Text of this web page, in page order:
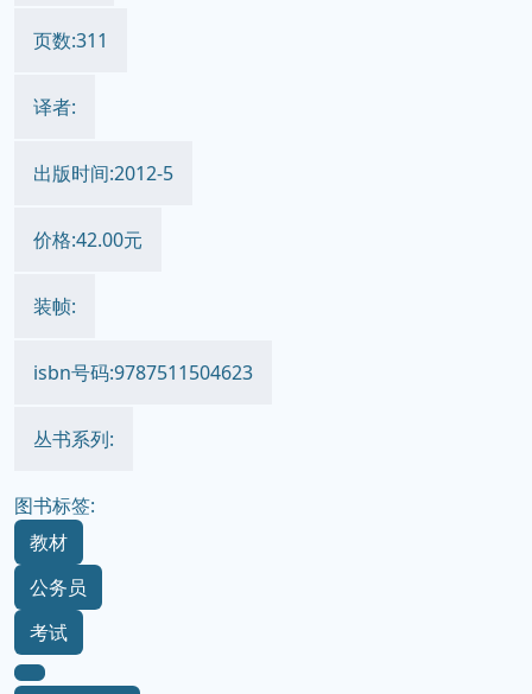
页数:311
译者:
出版时间:2012-5
价格:42.00元
装帧:
isbn号码:9787511504623
丛书系列:
图书标签:
教材
公务员
考试